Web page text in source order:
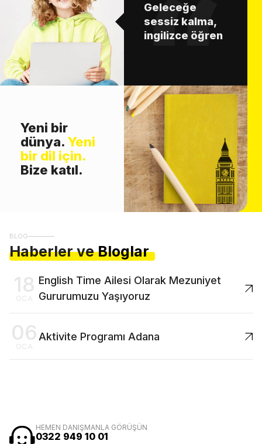
Geleceğe
sessiz kalma,
ingilizce öğren
Yeni bir
dünya. Yeni
bir dil için.
Bize katıl.
BLOG
Haberler ve Bloglar
18
OCA
English Time Ailesi Olarak Mezuniyet
Gururumuzu Yaşıyoruz
06
OCA
Aktivite Programı Adana
HEMEN DANIŞMANLA GÖRÜŞÜN
0322 949 10 01